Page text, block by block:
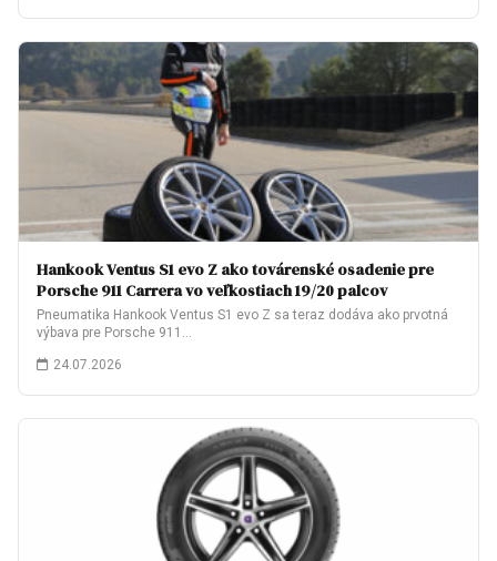
Hankook Ventus S1 evo Z ako továrenské osadenie pre
Porsche 911 Carrera vo veľkostiach 19/20 palcov
Pneumatika Hankook Ventus S1 evo Z sa teraz dodáva ako prvotná
výbava pre Porsche 911…
24.07.2026